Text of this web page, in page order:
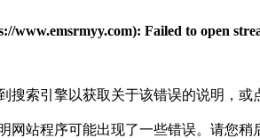
www.emsrmyy.com): Failed to open
搜索引擎以获取关于该错误的说明，或
网站程序可能出现了一些错误。请您稍